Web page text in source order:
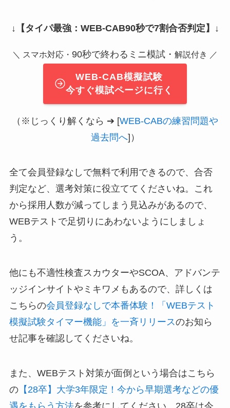
↓ 【タイパ最強：WEB-CAB90秒で7割合否判定】 ↓
＼ スマホ対応・ 90秒で終わるミニ模試・ 解説付き ／
WEB-CAB模擬試験
今すぐ模試ページに行く
（※じっくり解くなら ➔ [WEB-CABの練習問題や
過去問へ]）
全て会員登録なしで無料で利用できるので、合否
判定など、選考対策に役立ててくださいね。これ
から採用人数が減ってしまう見込みがあるので、
WEBテストで足切りにあわないようにしましょ
う。
他にも不適性検査スカウターやSCOA、アドバンテ
ッジインサイトやミキワメもあるので、詳しくは
こちらの会員登録なしで本番体験！「WEBテスト
模擬試験タイマー機能」を一斉リリースのお知ら
せ記事を確認してくださいね。
また、WEBテスト対策が面倒という場合はこちら
の【28卒】大学3年限定！今から早期選考などの優
遇をもらう方法を参考にしてください。28卒は今